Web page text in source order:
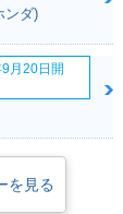
ンダ)
月20日開
を見る